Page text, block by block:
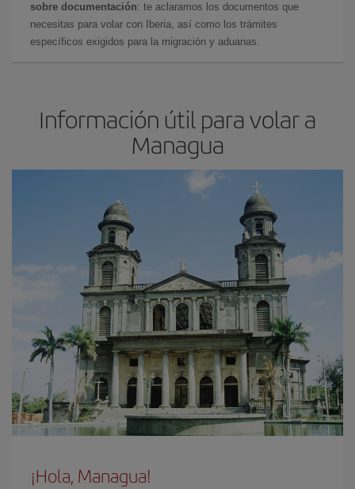
sobre documentación: te aclaramos los documentos que
necesitas para volar con Iberia, así como los trámites
específicos exigidos para la migración y aduanas.
Información útil para volar a
Managua
¡Hola, Managua!